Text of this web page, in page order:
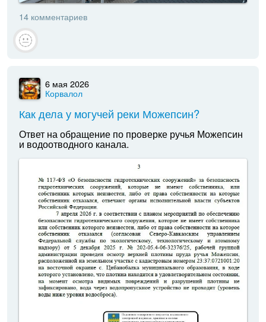
14 комментариев
6 мая 2026
Корвалол
Как дела у могучей реки Можепсин?
Ответ на обращение по проверке ручья Можепсин
и водоотводного канала.